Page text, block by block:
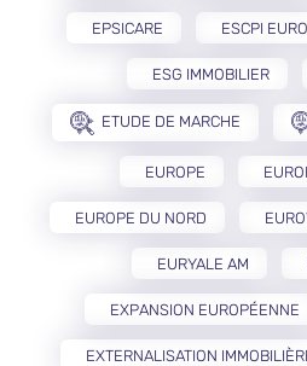
EPSICARE ESCPI
ESG IMMOBILIER
ETUDE DE MARCHE
EUROPE
EUROPE DU NORD
EURYALE AM
EXPANSION EUROPÉENNE
EXTERNALISATION